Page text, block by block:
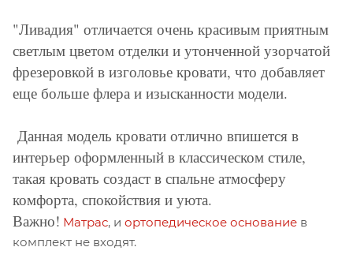
"Ливадия" отличается очень красивым приятным
светлым цветом отделки и утонченной узорчатой
фрезеровкой в изголовье кровати, что добавляет
еще больше флера и изысканности модели.
Данная модель кровати отлично впишется в
интерьер оформленный в классическом стиле,
такая кровать создаст в спальне атмосферу
комфорта, спокойствия и уюта.
Важно! Матрас, и ортопедическое основание в
комплект не входят.